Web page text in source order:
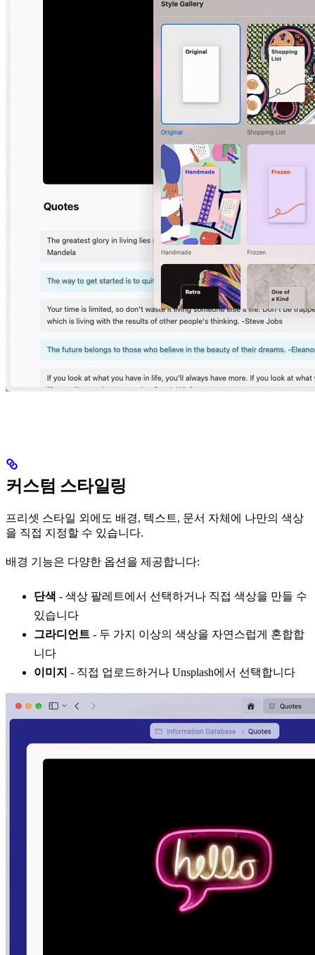
커스텀 스타일링
프리셋 스타일 외에도 배경, 텍스트, 문서 자체에 나만의 색상
을 직접 지정할 수 있습니다.
배경 기능은 다양한 옵션을 제공합니다:
단색 - 색상 팔레트에서 선택하거나 직접 색상을 만들 수
있습니다
그라디언트 - 두 가지 이상의 색상을 자연스럽게 혼합합
니다
이미지 - 직접 업로드하거나 Unsplash에서 선택합니다